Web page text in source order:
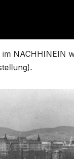
NACHHINEIN